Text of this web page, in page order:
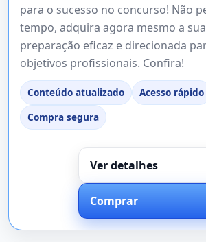
para o sucesso no concurso! Não
tempo, adquira agora mesmo a
preparação eficaz e direcionada
objetivos profissionais. Confira!
Conteúdo atualizado
Acesso rápido
Compra segura
Ver detalhes
Comprar